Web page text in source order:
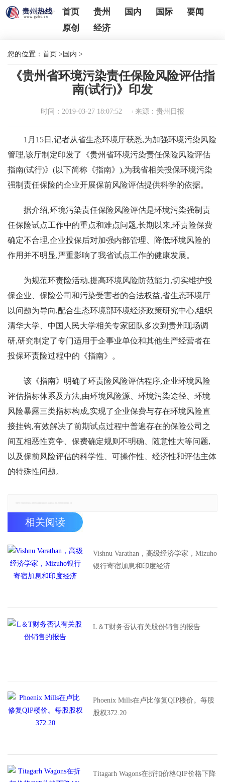
首页 贵州 国内 国际
要闻
原创
经济
您的位置： 首页 > 国内 >
《贵州省环境污染责任保险风险评估指
南(试行)》印发
时间：2019-03-27 18:07:52 来源：贵州日报
1月15日,记者从省生态环境厅获悉,为加强环境污染风险
管理,该厅制定印发了《贵州省环境污染责任保险风险评估
指南(试行)》(以下简称《指南》),为我省相关投保环境污染
强制责任保险的企业开展保前风险评估提供科学的依据。
据介绍,环境污染责任保险风险评估是环境污染强制责
任保险试点工作中的重点和难点问题,长期以来,环责险保费
确定不合理,企业投保后对加强内部管理、降低环境风险的
作用并不明显,严重影响了我省试点工作的健康发展。
为规范环责险活动,提高环境风险防范能力,切实维护投
保企业、保险公司和污染受害者的合法权益,省生态环境厅
以问题为导向,配合生态环境部环境经济政策研究中心,组织
清华大学、中国人民大学相关专家团队多次到贵州现场调
研,研究制定了专门适用于企事业单位和其他生产经营者在
投保环责险过程中的《指南》。
该《指南》明确了环责险风险评估程序,企业环境风险
评估指标体系及方法,由环境风险源、环境污染途径、环境
风险暴露三类指标构成,实现了企业保费与存在环境风险直
接挂钩,有效解决了前期试点过程中普遍存在的保险公司之
间互相恶性竞争、保费确定规则不明确、随意性大等问题,
以及保前风险评估的科学性、可操作性、经济性和评估主体
的特殊性问题。
相关阅读
Vishnu Varathan，高级经济学家，Mizuho
银行寄宿加息和印度经济
L＆T财务否认有关股份销售的报告
Phoenix Mills在卢比修复QIP楼价。每股
股权372.20
Titagarh Wagons在折扣价格QIP价格下降